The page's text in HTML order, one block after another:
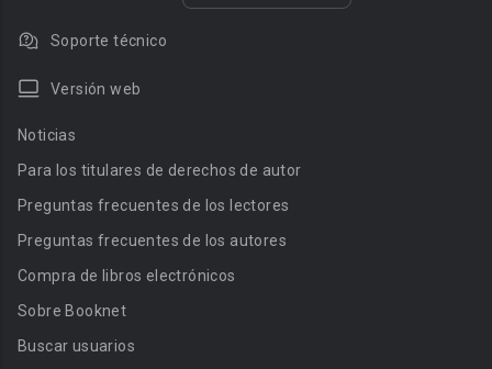
Soporte técnico
Versión web
Noticias
Para los titulares de derechos de autor
Preguntas frecuentes de los lectores
Preguntas frecuentes de los autores
Compra de libros electrónicos
Sobre Booknet
Buscar usuarios